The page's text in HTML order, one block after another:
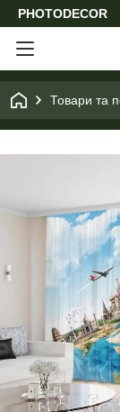
PHOTODECOR
Товари та